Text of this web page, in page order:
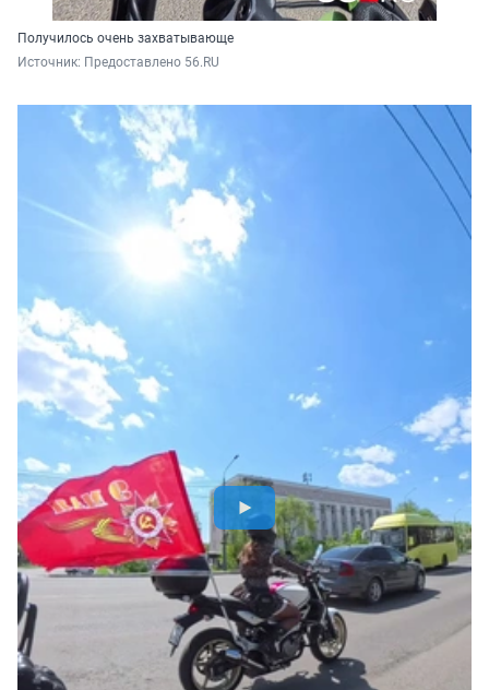
Получилось очень захватывающе
Источник: Предоставлено 56.RU